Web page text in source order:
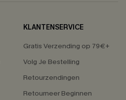
KLANTENSERVICE
Gratis Verzending op 79€+
Volg Je Bestelling
Retourzendingen
Retourneer Beginnen